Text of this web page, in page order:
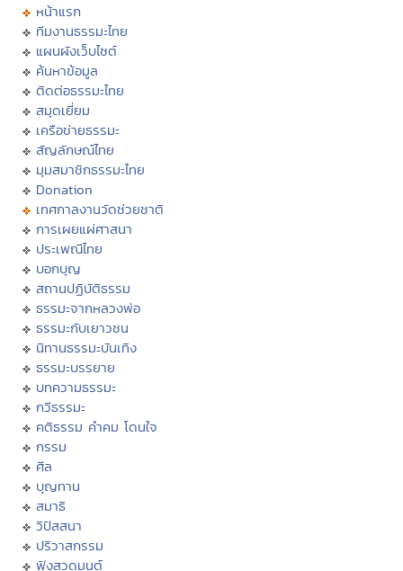
หน้าแรก
ทีมงานธรรมะไทย
แผนผังเว็บไซต์
ค้นหาข้อมูล
ติดต่อธรรมะไทย
สมุดเยี่ยม
เครือข่ายธรรมะ
สัญลักษณ์ไทย
มุมสมาชิกธรรมะไทย
Donation
เทศกาลงานวัดช่วยชาติ
การเผยแผ่ศาสนา
ประเพณีไทย
บอกบุญ
สถานปฏิบัติธรรม
ธรรมะจากหลวงพ่อ
ธรรมะกับเยาวชน
นิทานธรรมะบันเทิง
ธรรมะบรรยาย
บทความธรรมะ
กวีธรรมะ
คติธรรม คำคม โดนใจ
กรรม
ศีล
บุญทาน
สมาธิ
วิปัสสนา
ปริวาสกรรม
ฟังสวดมนต์